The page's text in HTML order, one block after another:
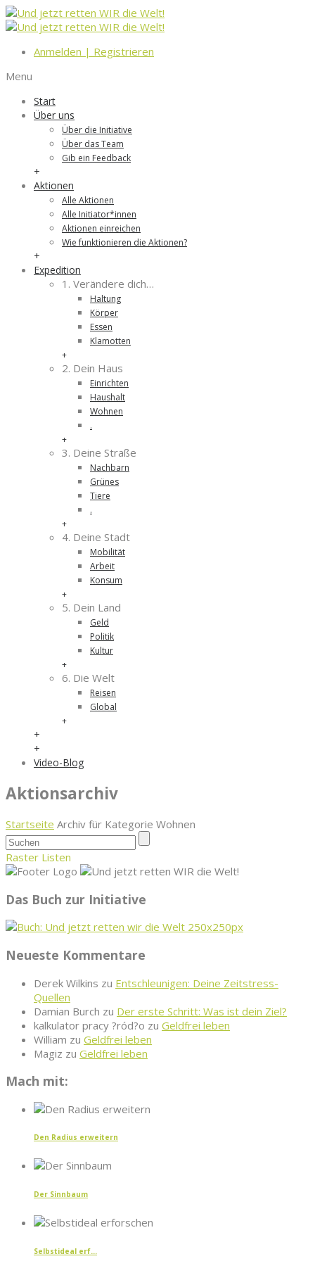
Anmelden | Registrieren
Menu
Start
Über uns
Über die Initiative
Über das Team
Gib ein Feedback
+
Aktionen
Alle Aktionen
Alle Initiator*innen
Aktionen einreichen
Wie funktionieren die Aktionen?
+
Expedition
1. Verändere dich…
Haltung
Körper
Essen
Klamotten
+
2. Dein Haus
Einrichten
Haushalt
Wohnen
.
+
3. Deine Straße
Nachbarn
Grünes
Tiere
.
+
4. Deine Stadt
Mobilität
Arbeit
Konsum
+
5. Dein Land
Geld
Politik
Kultur
+
6. Die Welt
Reisen
Global
+
+
+
Video-Blog
Aktionsarchiv
Startseite Archiv für Kategorie Wohnen
Raster Listen
Das Buch zur Initiative
Neueste Kommentare
Derek Wilkins zu Entschleunigen: Deine Zeitstress-
Quellen
Damian Burch zu Der erste Schritt: Was ist dein Ziel?
kalkulator pracy ?ród?o zu Geldfrei leben
William zu Geldfrei leben
Magiz zu Geldfrei leben
Mach mit:
Den Radius erweitern
Der Sinnbaum
Selbstideal erf...